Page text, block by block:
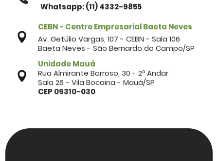
Whatsapp: (11) 4332-9855
CEBN - Centro Empresarial Baeta Neves
Av. Getúlio Vargas, 107 - CEBN - Sala 106
Baeta Neves - São Bernardo do Campo/SP
Unidade Mauá
Rua Almirante Barroso, 30 - 2º Andar
Sala 26 - Vila Bocaina - Mauá/SP
CEP 09310-030